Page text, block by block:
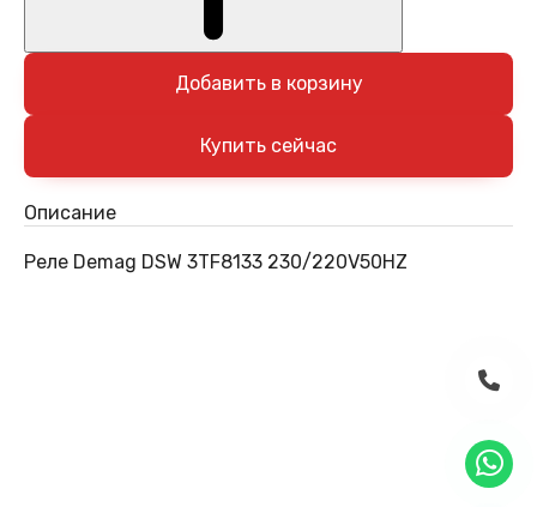
Добавить в корзину
Описание
Реле Demag DSW 3TF8133 230/220V50HZ